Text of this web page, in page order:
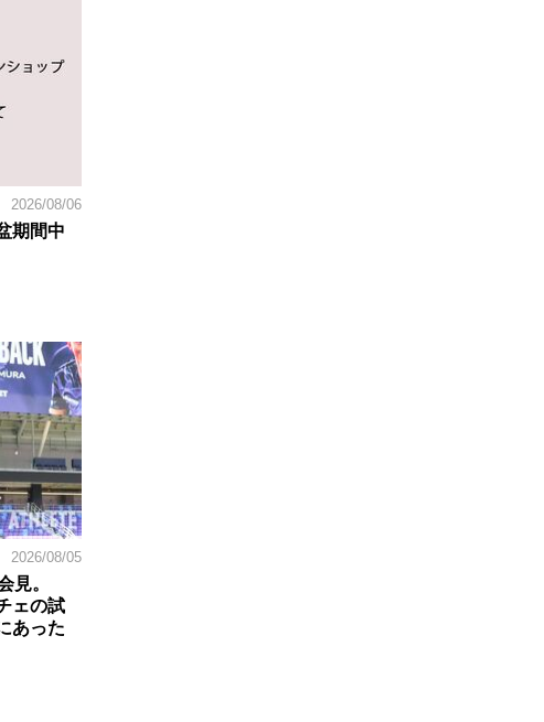
2026/08/06
期間中
2026/08/05
見。
ェの試
あった